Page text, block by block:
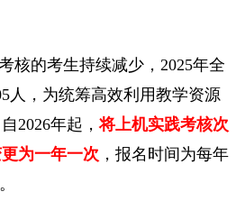
核的考生持续减少，2025年全
人，为统筹高效利用教学资源
2026年起，将上机实践考核次
为一年一次 ，报名时间为每年